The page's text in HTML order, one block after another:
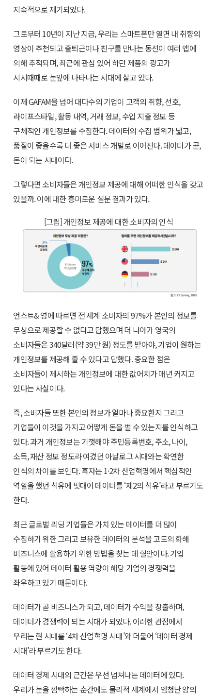
지속적으로 제기되었다.
그로부터 10년이 지난 지금, 우리는 스마트폰만 열면 내 취향의
영상이 추천되고 출퇴근이나 친구를 만나는 동선이 여러 앱에
의해 추적되며, 최근에 관심 있어 하던 제품의 광고가
시시때때로 눈앞에 나타나는 시대에 살고 있다.
이제 GAFAM을 넘어 대다수의 기업이 고객의 취향, 선호,
라이프스타일, 활동 내역, 거래 정보, 수입 지출 정보 등
구체적인 개인정보를 수집한다. 데이터의 수집 범위가 넓고,
품질이 좋을수록 더 좋은 서비스 개발로 이어진다. 데이터가 곧,
돈이 되는 시대이다.
그렇다면 소비자들은 개인정보 제공에 대해 어떠한 인식을 갖고
있을까. 이에 대한 흥미로운 설문 결과가 있다.
[그림] 개인정보 제공에 대한 소비자의 인식
언스트& 영에 따르면 전 세계 소비자의 97%가 본인의 정보를
무상으로 제공할 수 없다고 답했으며 더 나아가 영국의
소비자들은 340달러(약 39만 원) 정도를 받아야, 기업이 원하는
개인정보를 제공해 줄 수 있다고 답했다. 중요한 점은
소비자들이 제시하는 개인정보에 대한 값어치가 매년 커지고
있다는 사실이다.
즉, 소비자들 또한 본인의 정보가 얼마나 중요한지 그리고
기업들이 이것을 가지고 어떻게 돈을 벌 수 있는지를 인식하고
있다. 과거 개인정보는 기껏해야 주민등록번호, 주소, 나이,
소득, 재산 정보 정도라 여겼던 아날로그 시대와는 확연한
인식의 차이를 보인다. 혹자는 1·2차 산업혁명에서 핵심적인
역할을 했던 석유에 빗대어 데이터를 ‘제2의 석유’라고 부르기도
한다.
최근 글로벌 리딩 기업들은 가치 있는 데이터를 더 많이
수집하기 위한 그리고 보유한 데이터의 분석을 고도의 화해
비즈니스에 활용하기 위한 방법을 찾는 데 혈안이다. 기업
활동에 있어 데이터 활용 역량이 해당 기업의 경쟁력을
좌우하고 있기 때문이다.
데이터가 곧 비즈니스가 되고, 데이터가 수익을 창출하며,
데이터가 경쟁력이 되는 시대가 되었다. 이러한 관점에서
우리는 현 시대를 ‘4차 산업혁명 시대’와 더불어 ‘데이터 경제
시대’라 부르기도 한다.
데이터 경제 시대의 근간은 우선 넘쳐나는 데이터에 있다.
우리가 눈을 깜빡하는 순간에도 물리적 세계에서 엄청난 양의